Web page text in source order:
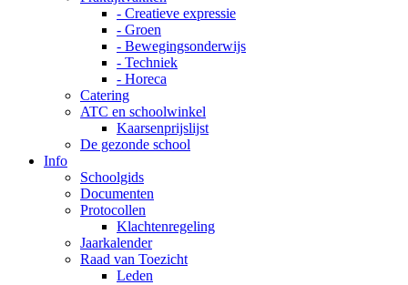
- Creatieve expressie
- Groen
- Bewegingsonderwijs
- Techniek
- Horeca
Catering
ATC en schoolwinkel
Kaarsenprijslijst
De gezonde school
Info
Schoolgids
Documenten
Protocollen
Klachtenregeling
Jaarkalender
Raad van Toezicht
Leden